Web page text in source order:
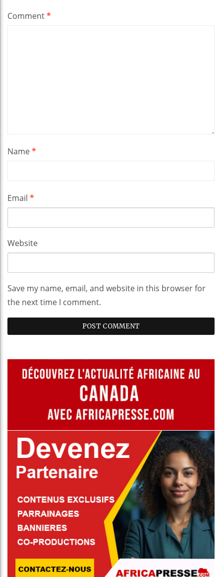
Comment*
Name*
Email *
Website
Save my name, email, and website in this browser for
the next time I comment.